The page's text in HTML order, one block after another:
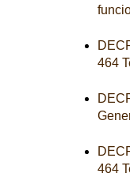
464
464